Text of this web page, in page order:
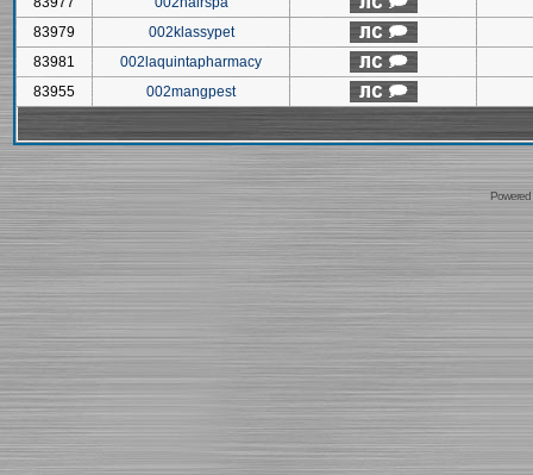
83979
002klassypet
83981
002laquintapharmacy
83955
002mangpest